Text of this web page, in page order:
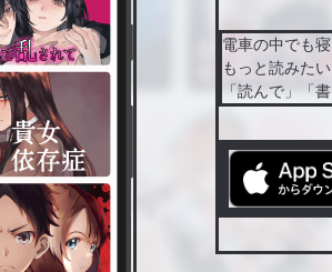
電車の中でも
もっと読みた
「読んで」「